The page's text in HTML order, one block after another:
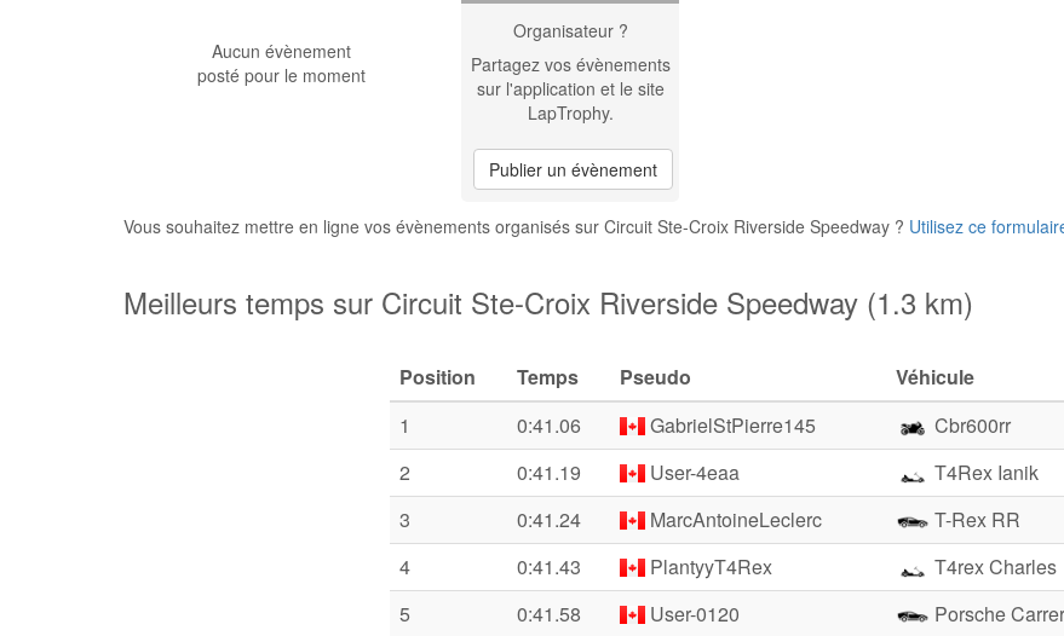
Aucun évènement
posté pour le moment
Organisateur ?
Partagez vos évènements
sur l'application et le site
LapTrophy.
Publier un évènement
Vous souhaitez mettre en ligne vos évènements organisés sur Circuit Ste-Croix Riverside Speedway ? Utilisez ce
Meilleurs temps sur Circuit Ste-Croix Riverside Speedway (1.3 km)
Position Temps Pseudo
Véhicule
1
0:41.06 GabrielStPierre145
Cbr600rr
2
0:41.19 User-4eaa
T4Rex Ianik
3
0:41.24 MarcAntoineLeclerc
T-Rex RR
4
0:41.43 PlantyyT4Rex
T4rex Charles
5
0:41.58 User-0120
Porsche